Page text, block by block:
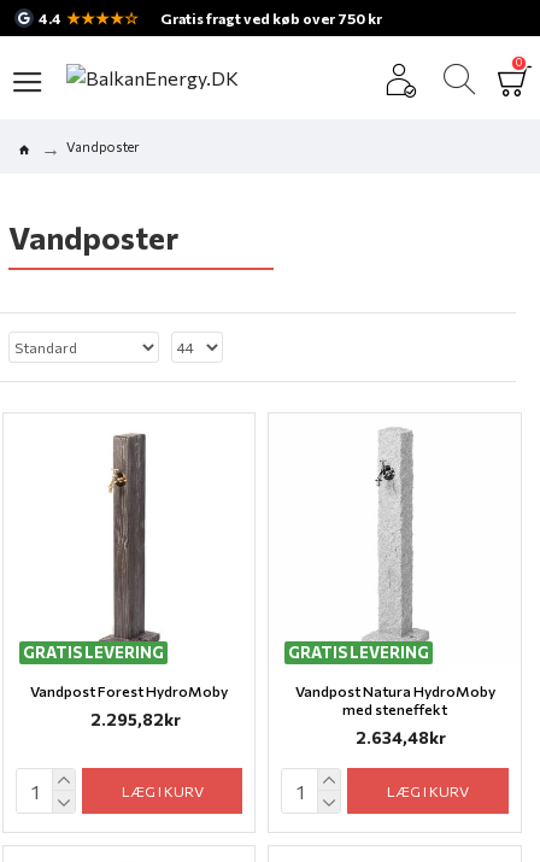
4.4 ★★★★☆ Gratis fragt ved køb over 750 kr
0
Vandposter
Vandposter
GRATIS LEVERING
Vandpost Forest HydroMoby
2.295,82kr
LÆG I KURV
GRATIS LEVERING
Vandpost Natura HydroMoby
med steneffekt
2.634,48kr
LÆG I KURV